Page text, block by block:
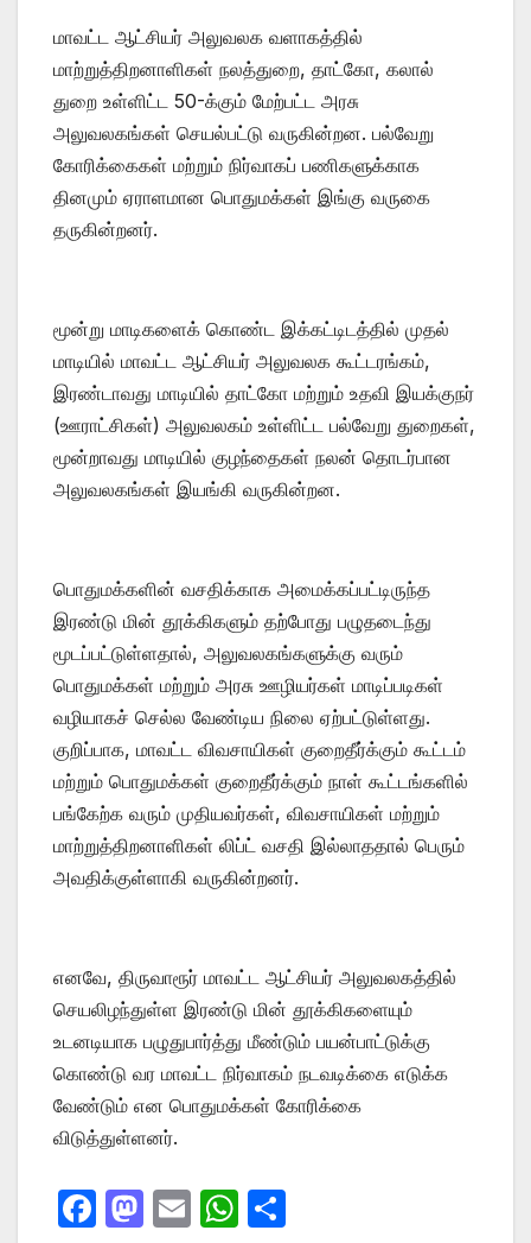
மாவட்ட ஆட்சியர் அலுவலக வளாகத்தில்
மாற்றுத்திறனாளிகள் நலத்துறை, தாட்கோ, கலால்
துறை உள்ளிட்ட 50-க்கும் மேற்பட்ட அரசு
அலுவலகங்கள் செயல்பட்டு வருகின்றன. பல்வேறு
கோரிக்கைகள் மற்றும் நிர்வாகப் பணிகளுக்காக
தினமும் ஏராளமான பொதுமக்கள் இங்கு வருகை
தருகின்றனர்.
மூன்று மாடிகளைக் கொண்ட இக்கட்டிடத்தில் முதல்
மாடியில் மாவட்ட ஆட்சியர் அலுவலக கூட்டரங்கம்,
இரண்டாவது மாடியில் தாட்கோ மற்றும் உதவி இயக்குநர்
(ஊராட்சிகள்) அலுவலகம் உள்ளிட்ட பல்வேறு துறைகள்,
மூன்றாவது மாடியில் குழந்தைகள் நலன் தொடர்பான
அலுவலகங்கள் இயங்கி வருகின்றன.
பொதுமக்களின் வசதிக்காக அமைக்கப்பட்டிருந்த
இரண்டு மின் தூக்கிகளும் தற்போது பழுதடைந்து
மூடப்பட்டுள்ளதால், அலுவலகங்களுக்கு வரும்
பொதுமக்கள் மற்றும் அரசு ஊழியர்கள் மாடிப்படிகள்
வழியாகச் செல்ல வேண்டிய நிலை ஏற்பட்டுள்ளது.
குறிப்பாக, மாவட்ட விவசாயிகள் குறைதீர்க்கும் கூட்டம்
மற்றும் பொதுமக்கள் குறைதீர்க்கும் நாள் கூட்டங்களில்
பங்கேற்க வரும் முதியவர்கள், விவசாயிகள் மற்றும்
மாற்றுத்திறனாளிகள் லிப்ட் வசதி இல்லாததால் பெரும்
அவதிக்குள்ளாகி வருகின்றனர்.
எனவே, திருவாரூர் மாவட்ட ஆட்சியர் அலுவலகத்தில்
செயலிழந்துள்ள இரண்டு மின் தூக்கிகளையும்
உடனடியாக பழுதுபார்த்து மீண்டும் பயன்பாட்டுக்கு
கொண்டு வர மாவட்ட நிர்வாகம் நடவடிக்கை எடுக்க
வேண்டும் என பொதுமக்கள் கோரிக்கை
விடுத்துள்ளனர்.
F
M E
W